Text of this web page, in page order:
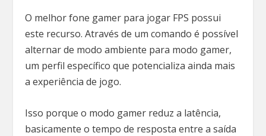
O melhor fone gamer para jogar FPS possui
este recurso. Através de um comando é possível
alternar de modo ambiente para modo gamer,
um perfil específico que potencializa ainda mais
a experiência de jogo.
Isso porque o modo gamer reduz a latência,
basicamente o tempo de resposta entre a saída